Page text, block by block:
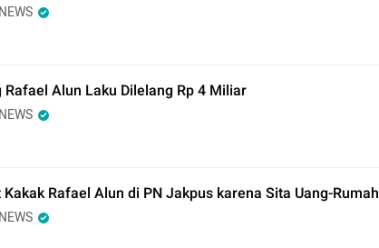
Rafael Alun Laku Dilelang Rp 4 Miliar
Kakak Rafael Alun di PN Jakpus karena Sita Uang-Rumah